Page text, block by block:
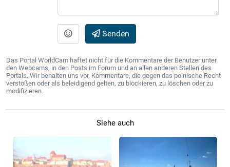
Senden
Das Portal WorldCam haftet nicht für die Kommentare der Benutzer unter
den Webcams, in den Posts im Forum und an allen anderen Stellen des
Portals. Wir behalten uns vor, Kommentare, die gegen das polnische Recht
verstoßen oder als beleidigend gelten, zu blockieren, zu löschen oder zu
modifizieren.
Siehe auch